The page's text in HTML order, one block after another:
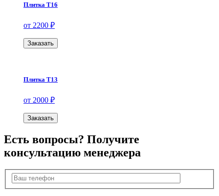
Плитка Т16
от 2200 ₽
Заказать
Плитка Т13
от 2000 ₽
Заказать
Есть вопросы? Получите
консультацию менеджера